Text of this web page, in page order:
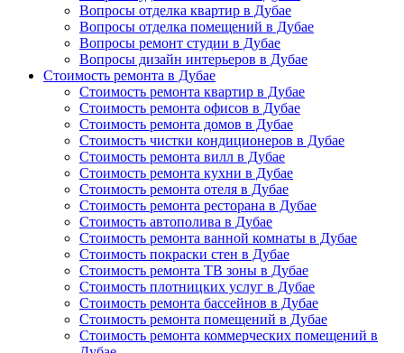
Вопросы отделка квартир в Дубае
Вопросы отделка помещений в Дубае
Вопросы ремонт студии в Дубае
Вопросы дизайн интерьеров в Дубае
Стоимость ремонта в Дубае
Стоимость ремонта квартир в Дубае
Стоимость ремонта офисов в Дубае
Стоимость ремонта домов в Дубае
Стоимость чистки кондиционеров в Дубае
Стоимость ремонта вилл в Дубае
Стоимость ремонта кухни в Дубае
Стоимость ремонта отеля в Дубае
Стоимость ремонта ресторана в Дубае
Стоимость автополива в Дубае
Стоимость ремонта ванной комнаты в Дубае
Стоимость покраски стен в Дубае
Стоимость ремонта ТВ зоны в Дубае
Стоимость плотницких услуг в Дубае
Стоимость ремонта бассейнов в Дубае
Стоимость ремонта помещений в Дубае
Стоимость ремонта коммерческих помещений в